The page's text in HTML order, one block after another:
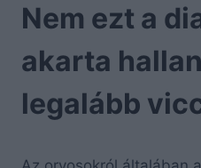
Nem ezt a
akarta
legalább